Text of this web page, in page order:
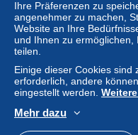
sie in den
Käufe müssen,
Tagenbezahlt
- POUR LES ACHATS
Ihre Präferenzen zu
angenehmer zu machen,
Website an Ihre
und Ihnen zu ermöglichen,
teilen.
Einige dieser Cookies sind
erforderlich, andere
eingestellt werden.
Mehr dazu
Auf Delcampe verkaufen
Eine sichere Website